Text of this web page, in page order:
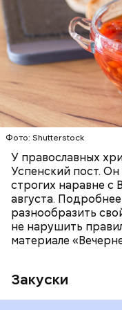
Фото: Shutterstock
У православных
Успенский пост.
строгих наравне с
августа.
разнообразить
не нарушить
материале
Закуски
ПРАВОСЛАВИЕ
Читайте также:
купального сезона